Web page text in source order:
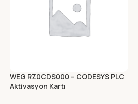
WEG RZ0CDS000 – CODESYS PLC
Aktivasyon Kartı